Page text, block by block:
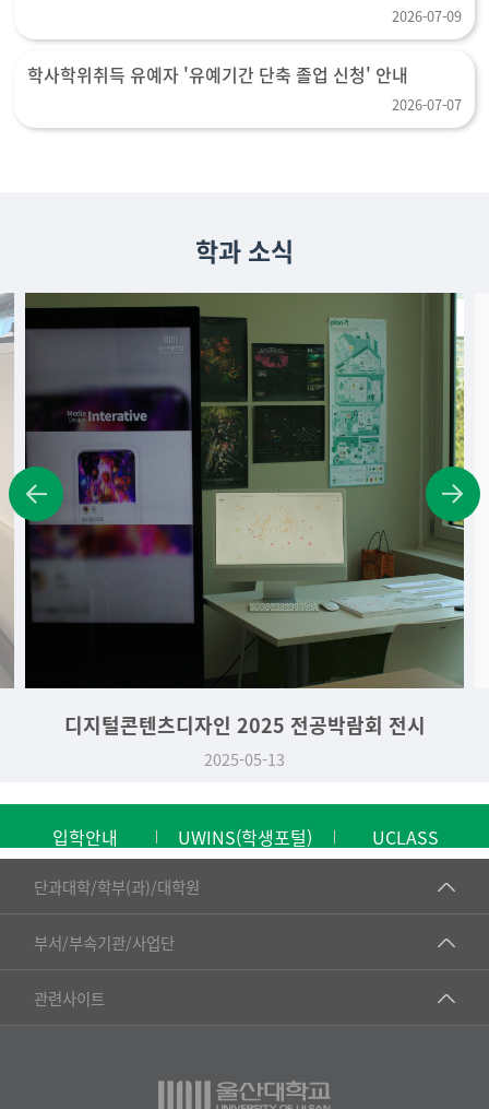
2026-07-09
학사학위취득 유예자 '유예기간 단축 졸업 신청' 안내
2026-07-07
학과 소식
디지털콘텐츠디자인 2025 전공박람회 전시
2025-05-13
입학안내 UWINS(학생포털) UCLASS
단과대학/학부(과)/대학원
■인문대학
▷국어국문학부
▷일본어·일본학과
▷프랑스어·프랑스학과
부서/부속기관/사업단
공동기기센터
공학교육혁신센터
관련사이트
건강가정지원센터
교수협의회